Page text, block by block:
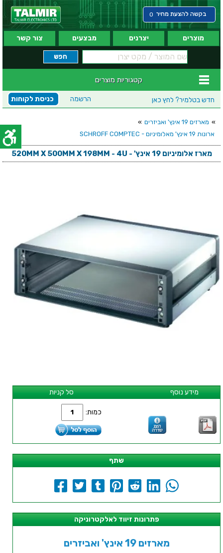
בקשה להצעת מחיר 0
מוצרים יצרנים מבצעים צור קשר
קטגוריות מוצרים
חדש בטלמיר? לחץ כאן כניסת לקוחות הרשמה
» מארזים 19 אינץ' ואביזרים
»
ארונות 19 אינץ' מאלומיניום - SCHROFF COMPTEC
מארז אלומיניום 19 אינץ' - 520MM X 500MM X 198MM - 4U
סל קניות מידע נוסף
כמות:
שתף
פתרונות זיווד לאלקטרוניקה
מארזים 19 אינץ' ואביזרים